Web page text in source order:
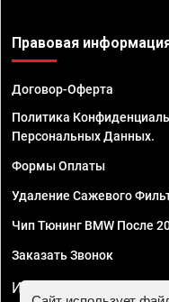
Правовая
Договор-Оферта
Политика
Персональных Данных.
Формы Оплаты
Удаление Сажевого
Чип Тюнинг BMW После
Заказать Звонок
ИП Смирнов Георгий